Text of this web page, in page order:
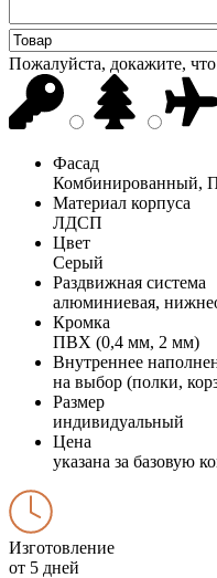
Пожалуйста, докажите,
Фасад
Комбинированный,
Материал корпуса
ЛДСП
Цвет
Серый
Раздвижная система
алюминиевая,
Кромка
ПВХ (0,4 мм, 2 мм)
Внутреннее
на выбор (полки,
Размер
индивидуальный
Цена
указана за базовую
Изготовление
от 5 дней